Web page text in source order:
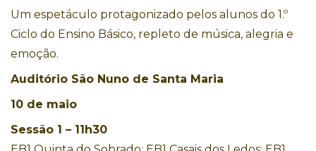
Um espetáculo protagonizado pelos alunos do 1.º
Ciclo do Ensino Básico, repleto de música, alegria e
emoção.
Auditório São Nuno de Santa Maria
10 de maio
Sessão 1 – 11h30